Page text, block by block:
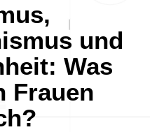
und
Was
Frauen